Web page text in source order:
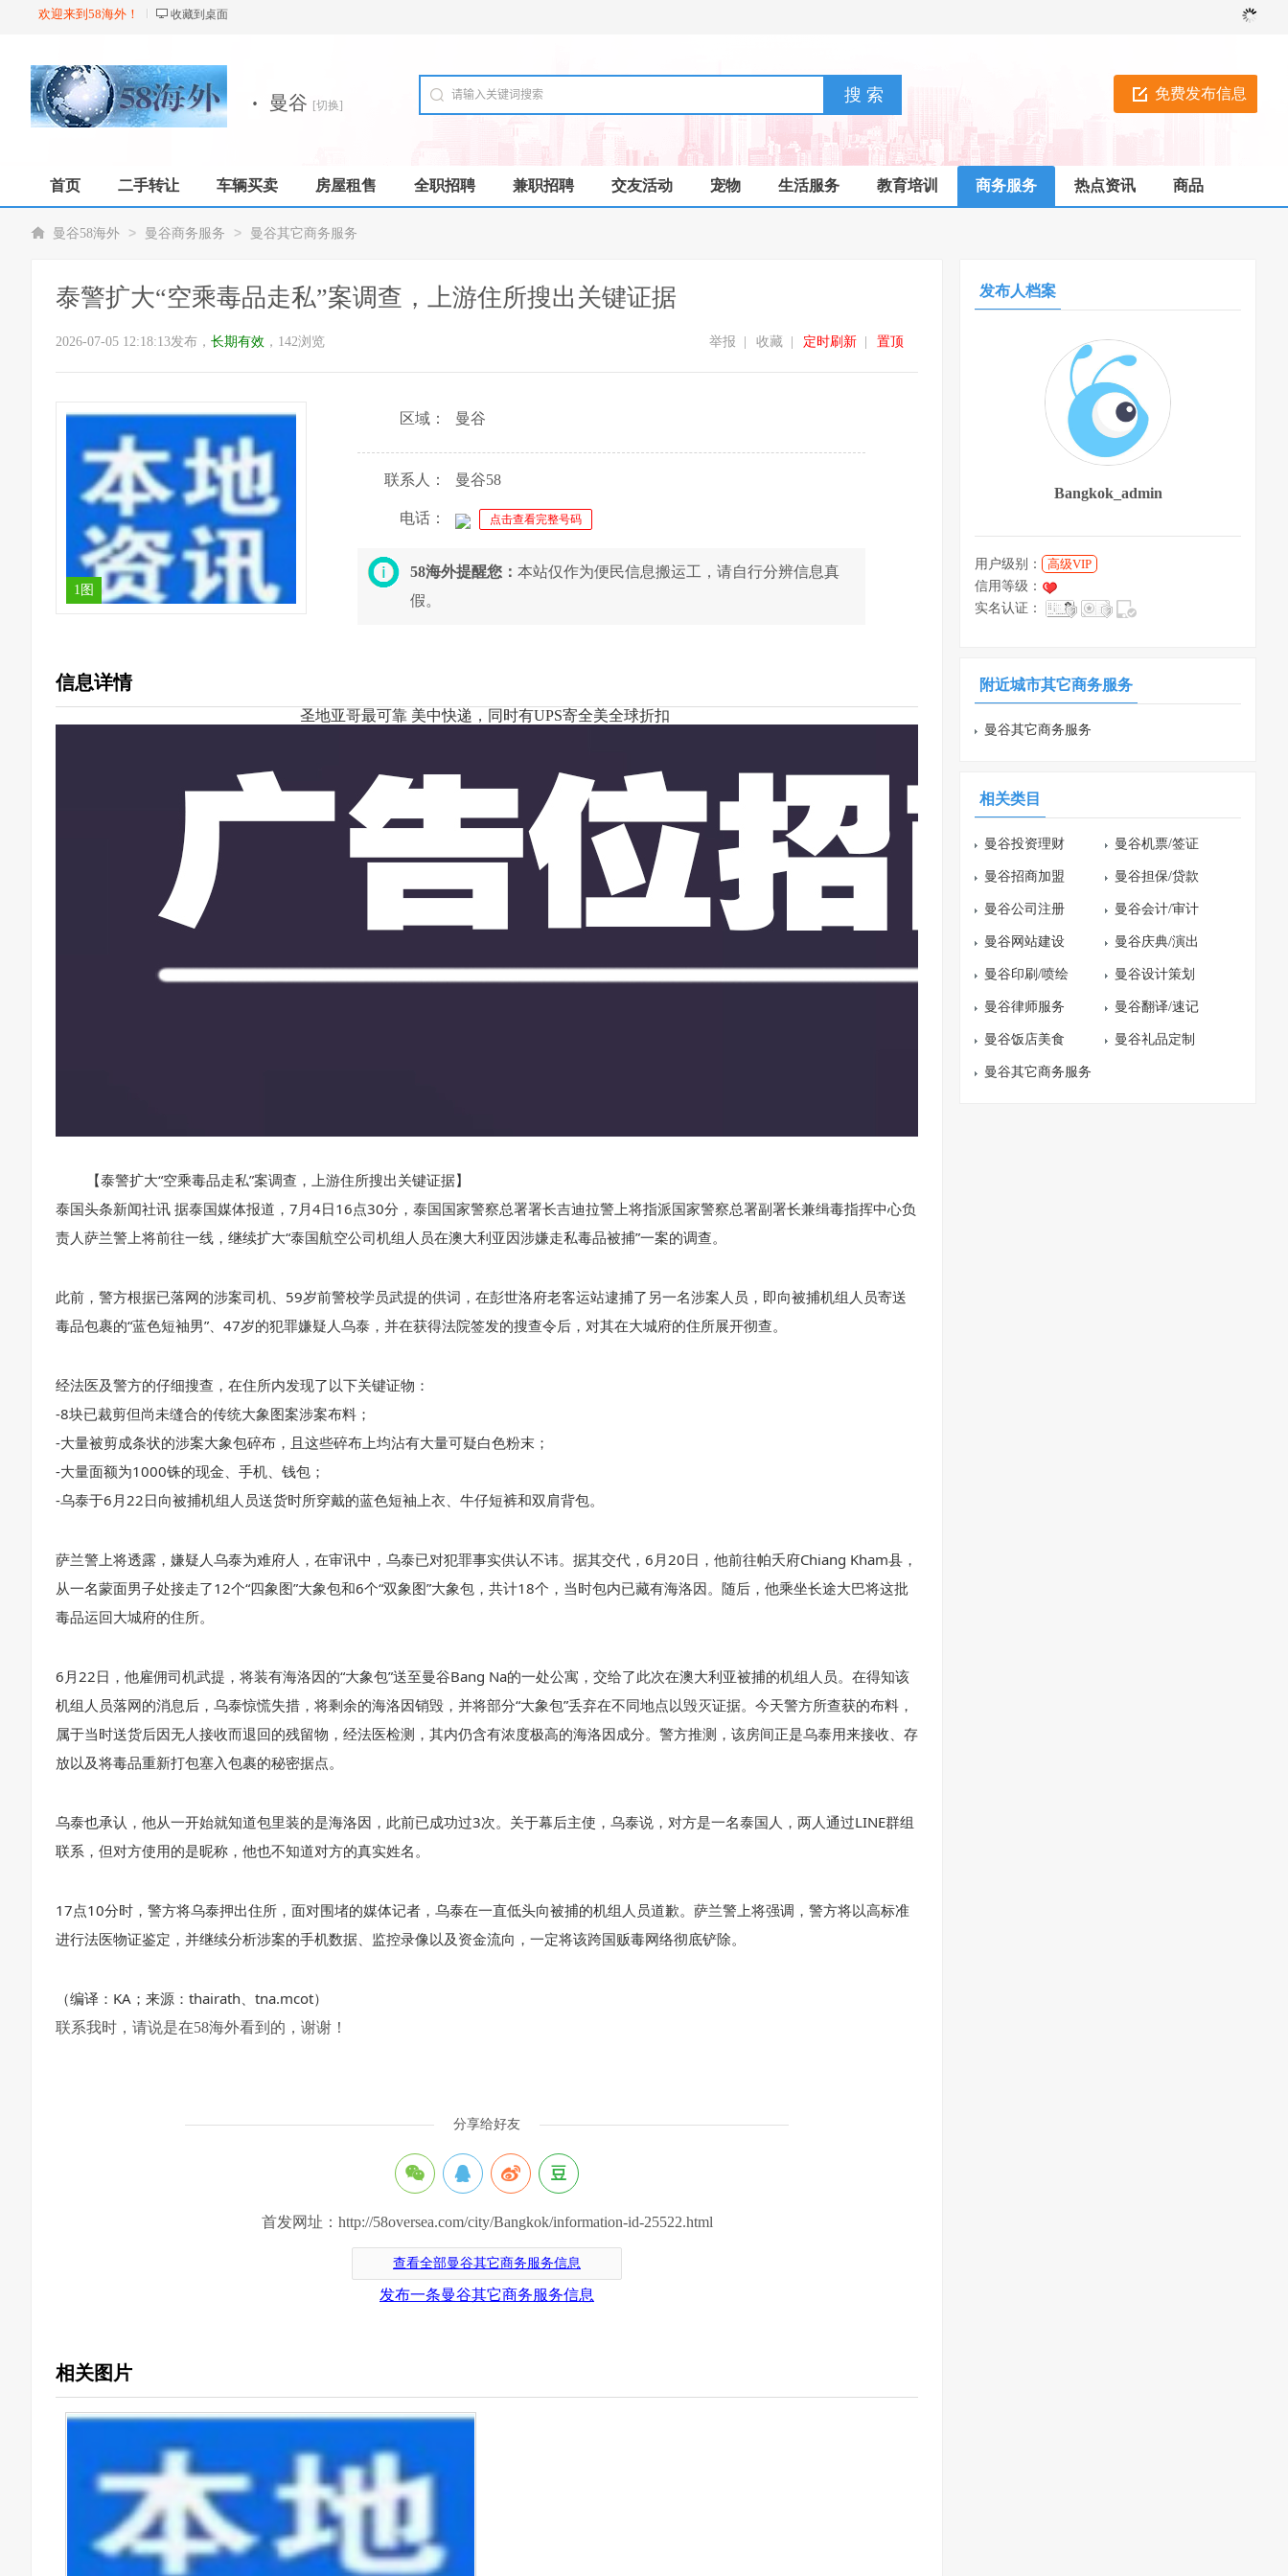
欢迎来到58海外！ 收藏到桌面
免费发布信息
· 曼谷 [切换]
首页 二手转让 车辆买卖 房屋租售 全职招聘 兼职招聘 交友活动 宠物 生活服务 教育培训 商务服务 热点资讯 商品
店铺
曼谷58海外 > 曼谷商务服务 > 曼谷其它商务服务
泰警扩大“空乘毒品走私”案调查，上游住所搜出关键证据
2026-07-05 12:18:13发布， 长期有效 ，142浏览 置顶
定时刷新
收藏
举报
1图
区域： 曼谷
联系人： 曼谷58
电话： 点击查看完整号码
58海外提醒您： 本站仅作为便民信息搬运工，请自行分辨信息真
假。
信息详情
圣地亚哥最可靠 美中快递，同时有UPS寄全美全球折扣
【泰警扩大“空乘毒品走私”案调查，上游住所搜出关键证据】
泰国头条新闻社讯 据泰国媒体报道，7月4日16点30分，泰国国家警察总署署长吉迪拉警上将指派国家警察总署副署长兼缉毒指挥中心负
责人萨兰警上将前往一线，继续扩大“泰国航空公司机组人员在澳大利亚因涉嫌走私毒品被捕”一案的调查。
此前，警方根据已落网的涉案司机、59岁前警校学员武提的供词，在彭世洛府老客运站逮捕了另一名涉案人员，即向被捕机组人员寄送
毒品包裹的“蓝色短袖男”、47岁的犯罪嫌疑人乌泰，并在获得法院签发的搜查令后，对其在大城府的住所展开彻查。
经法医及警方的仔细搜查，在住所内发现了以下关键证物：
-8块已裁剪但尚未缝合的传统大象图案涉案布料；
-大量被剪成条状的涉案大象包碎布，且这些碎布上均沾有大量可疑白色粉末；
-大量面额为1000铢的现金、手机、钱包；
-乌泰于6月22日向被捕机组人员送货时所穿戴的蓝色短袖上衣、牛仔短裤和双肩背包。
萨兰警上将透露，嫌疑人乌泰为难府人，在审讯中，乌泰已对犯罪事实供认不讳。据其交代，6月20日，他前往帕夭府Chiang Kham县，
从一名蒙面男子处接走了12个“四象图”大象包和6个“双象图”大象包，共计18个，当时包内已藏有海洛因。随后，他乘坐长途大巴将这批
毒品运回大城府的住所。
6月22日，他雇佣司机武提，将装有海洛因的“大象包”送至曼谷Bang Na的一处公寓，交给了此次在澳大利亚被捕的机组人员。在得知该
机组人员落网的消息后，乌泰惊慌失措，将剩余的海洛因销毁，并将部分“大象包”丢弃在不同地点以毁灭证据。今天警方所查获的布料，
属于当时送货后因无人接收而退回的残留物，经法医检测，其内仍含有浓度极高的海洛因成分。警方推测，该房间正是乌泰用来接收、存
放以及将毒品重新打包塞入包裹的秘密据点。
乌泰也承认，他从一开始就知道包里装的是海洛因，此前已成功过3次。关于幕后主使，乌泰说，对方是一名泰国人，两人通过LINE群组
联系，但对方使用的是昵称，他也不知道对方的真实姓名。
17点10分时，警方将乌泰押出住所，面对围堵的媒体记者，乌泰在一直低头向被捕的机组人员道歉。萨兰警上将强调，警方将以高标准
进行法医物证鉴定，并继续分析涉案的手机数据、监控录像以及资金流向，一定将该跨国贩毒网络彻底铲除。
（编译：KA；来源：thairath、tna.mcot）
联系我时，请说是在58海外看到的，谢谢！
分享给好友
首发网址：http://58oversea.com/city/Bangkok/information-id-25522.html
查看全部曼谷其它商务服务信息
发布一条曼谷其它商务服务信息
相关图片
发布人档案
Bangkok_admin
用户级别：
高级VIP
信用等级：
实名认证：
附近城市其它商务服务
曼谷其它商务服务
相关类目
曼谷投资理财 曼谷机票/签证
曼谷招商加盟 曼谷担保/贷款
曼谷公司注册 曼谷会计/审计
曼谷网站建设 曼谷庆典/演出
曼谷印刷/喷绘 曼谷设计策划
曼谷律师服务 曼谷翻译/速记
曼谷饭店美食 曼谷礼品定制
曼谷其它商务服务